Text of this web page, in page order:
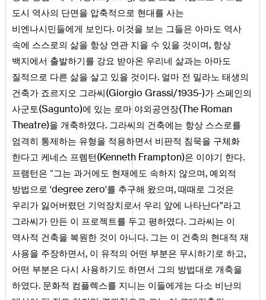
도시 역사의 단면을 압축적으로 현대를 사는
비엔나시민들에게 보인다. 이것을 보는 그들은 아마도 역사
속에 스스로의 삶을 항상 연관 지을 수 있을 것이며, 항상
백지에서 출발하기를 강요 받아온 우리네 삶과는 아마도
질적으로 다른 삶을 살고 있을 것이다. 얼마 전 밀라노 태생의
건축가 죠르지오 그라씨(Giorgio Grassi/1935-)가 스페인의
사군토(Sagunto)에 있는 로마 야외공연장(The Roman
Theatre)을 개축하였다. 그라씨의 건축에는 항상 스스로를
엄격히 통제하는 유형을 적용하면서 비판적 침묵을 구체화
한다고 케네스 프렘턴(Kenneth Frampton)은 이야기 한다.
프램턴은 “그는 과거에도 현재에도 속하지 않으며, 예외적
방법으로 'degree zero'를 추구해 왔으며, 때때로 그것은
우리가 잃어버렸던 기억장치로서 우리 앞에 나타난다”라고
그라씨가 만든 이 프로젝트를 두고 평하였다. 그라씨는 이
역사적 건축을 복원한 것이 아니다. 그는 이 건축의 현대적 재
사용을 주장하면서, 이 유적의 어떤 부분은 무시하기로 하고,
어떤 부분은 다시 사용하기도 하면서 그의 방법대로 개축을
하였다. 문화적 컴플렉스를 지니는 이들에게는 다소 비난의